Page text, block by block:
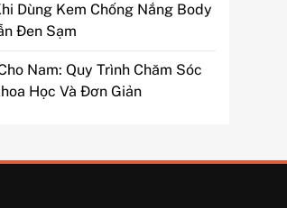
Dùng Kem Chống Nắng Body
Đen Sạm
Nam: Quy Trình Chăm Sóc
Học Và Đơn Giản